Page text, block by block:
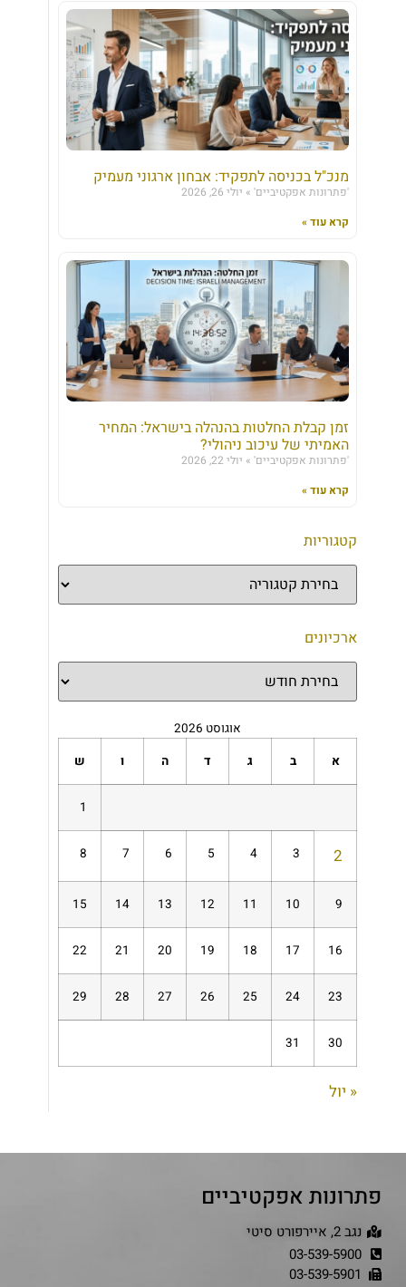
מנכ"ל בכניסה לתפקיד: אבחון ארגוני מעמיק
'פתרונות אפקטיביים'
יולי 26, 2026
קרא עוד »
זמן קבלת החלטות בהנהלה בישראל: המחיר
האמיתי של עיכוב ניהולי?
'פתרונות אפקטיביים'
יולי 22, 2026
קרא עוד »
קטגוריות
ארכיונים
אוגוסט 2026
א
ב ג ד ה ו ש
1
2
3
4
5
6
7
8
9
10
11
12
13
14
15
16
17
18
19
20
21
22
23
24
25
26
27
28
29
30
31
« יול
פתרונות אפקטיביים
נגב 2, איירפורט סיטי
03-539-5900
03-539-5901